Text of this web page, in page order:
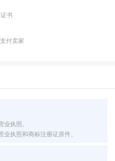
书
付卖家
执照。
执照和商标注册证原件。